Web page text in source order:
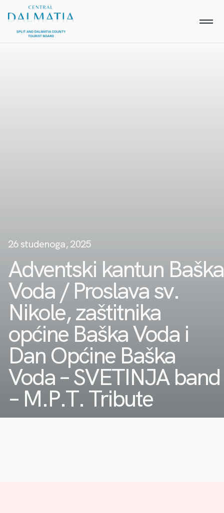
26 studenoga, 2025
Adventski kantun Baška
Voda / Proslava sv.
Nikole, zaštitnika
općine Baška Voda i
Dan Općine Baška
Voda – SVETINJA band
– M.P.T. Tribute